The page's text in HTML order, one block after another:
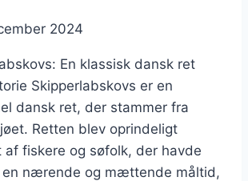
2024
En klassisk dansk ret
Skipperlabskovs er en
dansk ret, der stammer fra
Retten blev oprindeligt
af fiskere og søfolk, der havde
en nærende og mættende måltid,